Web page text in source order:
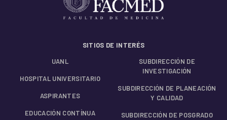
SITIOS DE INTERÉS
UANL
HOSPITAL UNIVERSITARIO
ASPIRANTES
EDUCACIÓN CONTÍNUA
SUBDIRECCIÓN DE
INVESTIGACIÓN
SUBDIRECCIÓN DE PLANEACIÓN
Y CALIDAD
SUBDIRECCIÓN DE POSGRADO